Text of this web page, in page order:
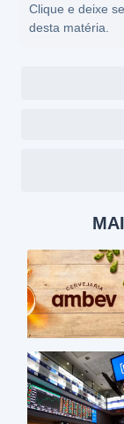
Clique e deixe
desta matéria.